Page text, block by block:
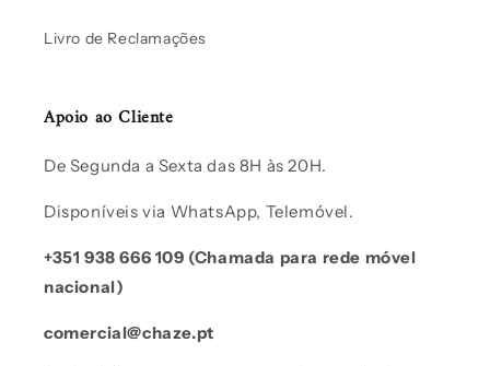
Livro de Reclamações
Apoio ao Cliente
De Segunda a Sexta das 8H às 20H.
Disponíveis via WhatsApp, Telemóvel.
+351 938 666 109 (Chamada para rede móvel
nacional)
comercial@chaze.pt